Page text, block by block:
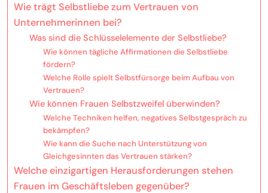
Wie trägt Selbstliebe zum Vertrauen von
Unternehmerinnen bei?
Was sind die Schlüsselelemente der Selbstliebe?
Wie können tägliche Affirmationen die Selbstliebe
fördern?
Welche Rolle spielt Selbstfürsorge beim Aufbau von
Vertrauen?
Wie können Frauen Selbstzweifel überwinden?
Welche Techniken helfen, negatives Selbstgespräch zu
bekämpfen?
Wie kann die Suche nach Unterstützung von
Gleichgesinnten das Vertrauen stärken?
Welche einzigartigen Herausforderungen stehen
Frauen im Geschäftsleben gegenüber?